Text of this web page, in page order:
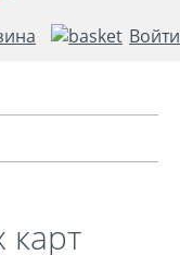
Войти
карт